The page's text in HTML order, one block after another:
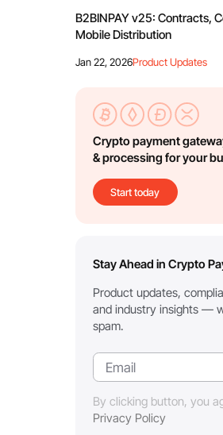
B2BINPAY v25: Contracts,
Mobile Distribution
Jan 22, 2026Product Updates
Crypto payment
& processing for your
Start today
Stay Ahead in Crypto
Product updates,
and industry insights —
spam.
By clicking button, you
Privacy Policy